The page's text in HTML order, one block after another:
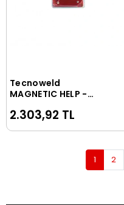
Sepete Ekle
Tecnoweld
MAGNETIC HELP -
2.303,92 TL
1 2